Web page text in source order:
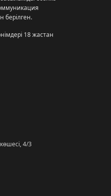
берілген.
18 жастан
4/3